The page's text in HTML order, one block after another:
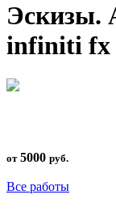
Эскизы.
infiniti fx
от5000 руб.
Все работы